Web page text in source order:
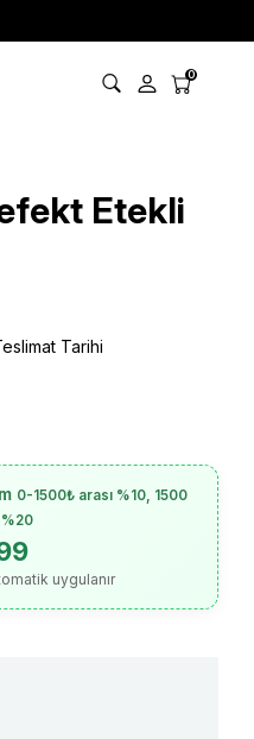
0
Etekli
Tarihi
0-1500₺ arası %10, 1500
uygulanır